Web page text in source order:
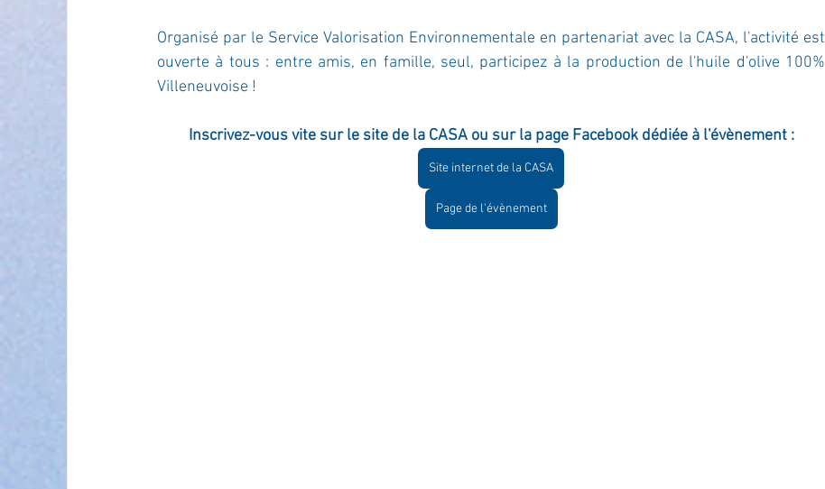
Instruction Publique & Familles PRESSE TRANSPORT SENIORS Activité culture & musique
Organisé par le Service Valorisation Environnementale en partenariat avec la CASA, l'activité est
ouverte à tous : entre amis, en famille, seul, participez à la production de l'huile d'olive 100%
Villeneuvoise !
Inscrivez-vous vite sur le site de la CASA ou sur la page Facebook dédiée à l'évènement :
Site internet de la CASA
Page de l'évènement